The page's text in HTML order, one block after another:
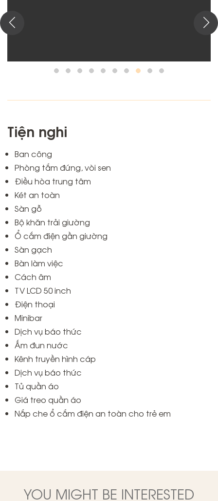
Tiện nghi
Ban công
Phòng tắm đứng, vòi sen
Điều hòa trung tâm
Két an toàn
Sàn gỗ
Bộ khăn trải giường
Ổ cắm điện gần giường
Sàn gạch
Bàn làm việc
Cách âm
TV LCD 50 inch
Điện thoại
Minibar
Dịch vụ báo thức
Ấm đun nước
Kênh truyền hình cáp
Dịch vụ báo thức
Tủ quần áo
Giá treo quần áo
Nắp che ổ cắm điện an toàn cho trẻ em
YOU MIGHT BE INTERESTED